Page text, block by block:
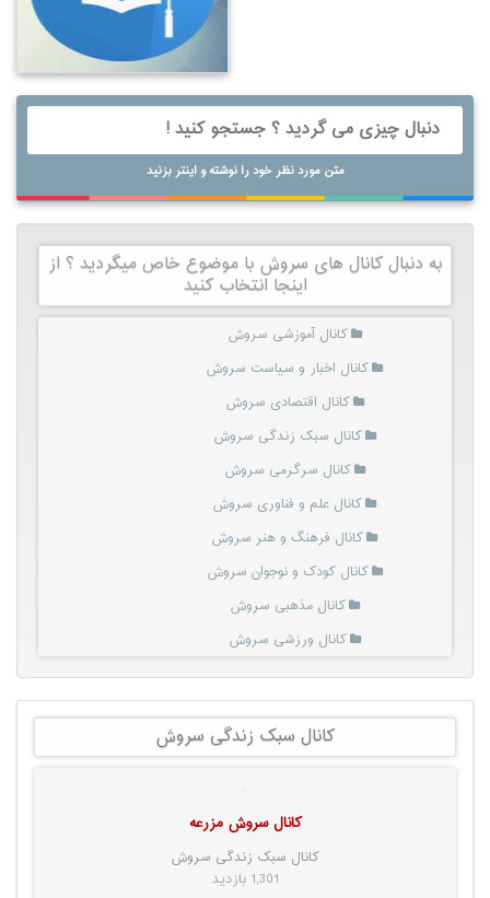
متن مورد نظر خود را نوشته و اینتر بزنید
به دنبال کانال های سروش با موضوع خاص میگردید ؟ از
اینجا انتخاب کنید
کانال آموزشی سروش
کانال اخبار و سیاست سروش
کانال اقتصادی سروش
کانال سبک زندگی سروش
کانال سرگرمی سروش
کانال علم و فناوری سروش
کانال فرهنگ و هنر سروش
کانال کودک و نوجوان سروش
کانال مذهبی سروش
کانال ورزشی سروش
کانال سبک زندگی سروش
کانال سروش مزرعه
کانال سبک زندگی سروش
1,301 بازدید